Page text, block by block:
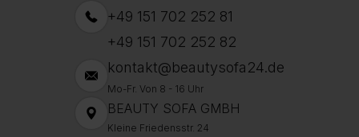
+49 151 702 252 81
+49 151 702 252 82
kontakt@beautysofa24.de
Mo-Fr. Von 8 - 16 Uhr
BEAUTY SOFA GMBH
Kleine Friedensstr. 24